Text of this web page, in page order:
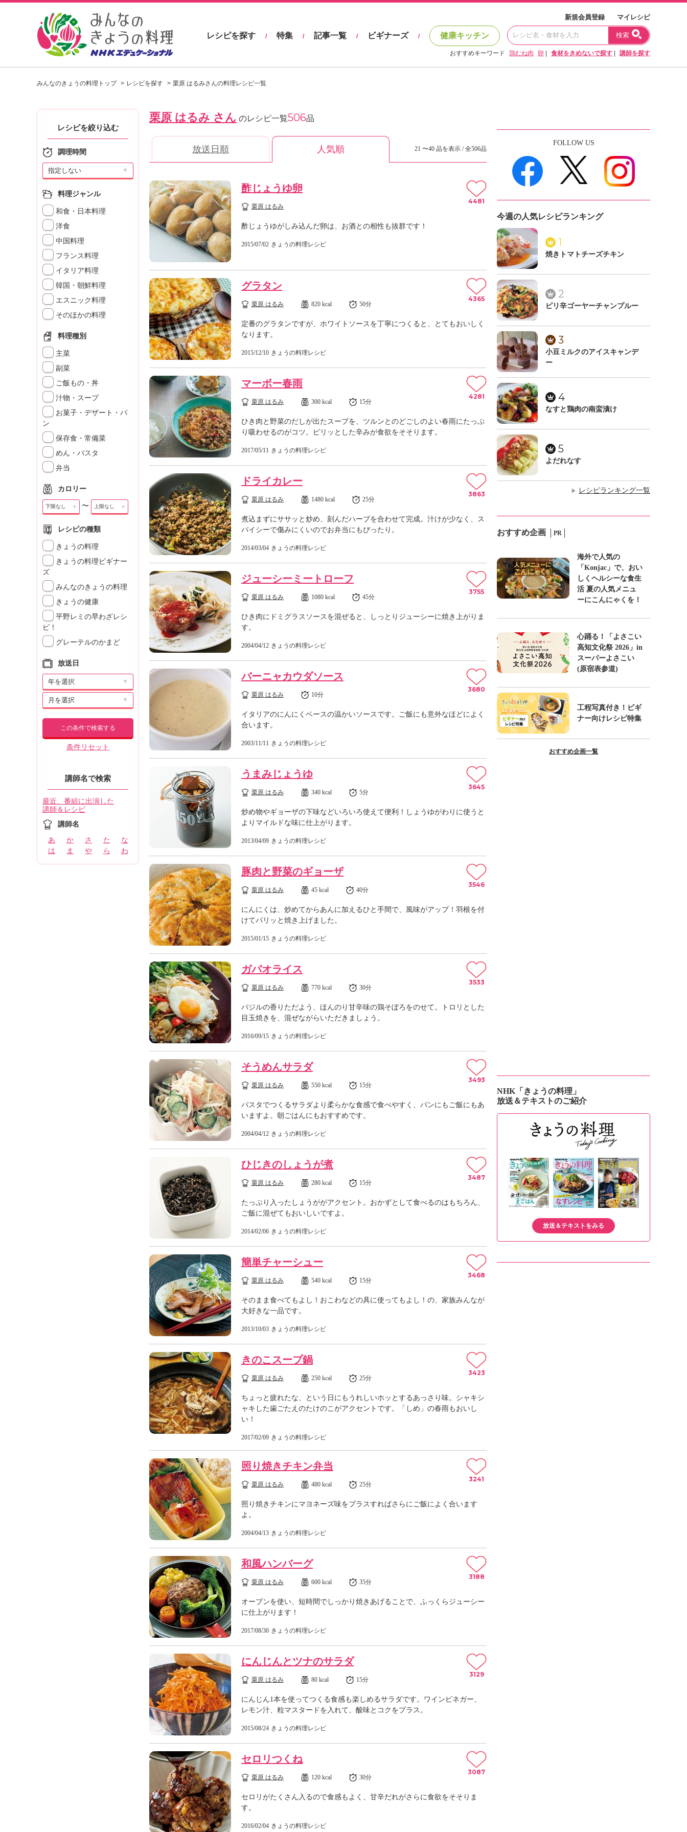
し
シ
を
よ
う
。
N
H
K
エ
ケ
ー
シ
ョ
ナ
ル
「
み
な
ょ
う
の
料
理
」
新規会員登録 マイレシピ
レシピを探す / 特集 / 記事一覧 / ビギナーズ / 健康キッチン 検索
おすすめキーワード 鶏むね肉 卵 食材をきめないで探す 講師を探す
みんなのきょうの料理トップ レシピを探す 栗原 はるみさんの料理レシピ一覧
レシピを絞り込む
調理時間
▼
料理ジャンル
和食・日本料理
洋食
中国料理
フランス料理
イタリア料理
韓国・朝鮮料理
エスニック料理
そのほかの料理
料理種別
主菜
副菜
ご飯もの・丼
汁物・スープ
お菓子・デザート・パ
ン
保存食・常備菜
めん・パスタ
弁当
カロリー
▼ 〜 ▼
レシピの種類
きょうの料理
きょうの料理ビギナー
ズ
みんなのきょうの料理
きょうの健康
平野レミの早わざレシ
ピ！
グレーテルのかまど
放送日
▼
▼
この条件で検索する
条件リセット
講師名で検索
最近、番組に出演した
講師＆レシピ
講師名
あ か さ た
な
は
ま や ら わ
栗原 はるみ さん のレシピ一覧506品
放送日順 人気順 21 〜40 品を表示 / 全506品
酢じょうゆ卵
栗原 はるみ
酢じょうゆがしみ込んだ卵は、お酒との相性も抜群です！
2015/07/02 きょうの料理レシピ
4481
グラタン
栗原 はるみ 820 kcal 50分
定番のグラタンですが、ホワイトソースを丁寧につくると、とてもおいしく
なります。
2015/12/10 きょうの料理レシピ
4365
マーボー春雨
栗原 はるみ 300 kcal 15分
ひき肉と野菜のだしが出たスープを、ツルンとのどごしのよい春雨にたっぷ
り吸わせるのがコツ。ピリッとした辛みが食欲をそそります。
2017/05/11 きょうの料理レシピ
4281
ドライカレー
栗原 はるみ 1480 kcal 25分
煮込まずにササッと炒め、刻んだハーブを合わせて完成。汁けが少なく、ス
パイシーで傷みにくいのでお弁当にもぴったり。
2014/03/04 きょうの料理レシピ
3863
ジューシーミートローフ
栗原 はるみ 1080 kcal 45分
ひき肉にドミグラスソースを混ぜると、しっとりジューシーに焼き上がりま
す。
2004/04/12 きょうの料理レシピ
3755
バーニャカウダソース
栗原 はるみ 10分
イタリアのにんにくベースの温かいソースです。ご飯にも意外なほどによく
合います。
2003/11/11 きょうの料理レシピ
3680
うまみじょうゆ
栗原 はるみ 340 kcal 5分
炒め物やギョーザの下味などいろいろ使えて便利！しょうゆがわりに使うと
よりマイルドな味に仕上がります。
2013/04/09 きょうの料理レシピ
3645
豚肉と野菜のギョーザ
栗原 はるみ 45 kcal 40分
にんにくは、炒めてからあんに加えるひと手間で、風味がアップ！羽根を付
けてパリッと焼き上げました。
2015/01/15 きょうの料理レシピ
3546
ガパオライス
栗原 はるみ 770 kcal 30分
バジルの香りただよう、ほんのり甘辛味の鶏そぼろをのせて。トロリとした
目玉焼きを、混ぜながらいただきましょう。
2016/09/15 きょうの料理レシピ
3533
そうめんサラダ
栗原 はるみ 550 kcal 15分
パスタでつくるサラダより柔らかな食感で食べやすく、パンにもご飯にもあ
いますよ。朝ごはんにもおすすめです。
2004/04/12 きょうの料理レシピ
3493
ひじきのしょうが煮
栗原 はるみ 280 kcal 15分
たっぷり入ったしょうががアクセント。おかずとして食べるのはもちろん、
ご飯に混ぜてもおいしいですよ。
2014/02/06 きょうの料理レシピ
3487
簡単チャーシュー
栗原 はるみ 540 kcal 15分
そのまま食べてもよし！おこわなどの具に使ってもよし！の、家族みんなが
大好きな一品です。
2013/10/03 きょうの料理レシピ
3468
きのこスープ鍋
栗原 はるみ 250 kcal 25分
ちょっと疲れたな、という日にもうれしいホッとするあっさり味。シャキシ
ャキした歯ごたえのたけのこがアクセントです。「しめ」の春雨もおいし
い！
2017/02/09 きょうの料理レシピ
3423
照り焼きチキン弁当
栗原 はるみ 480 kcal 25分
照り焼きチキンにマヨネーズ味をプラスすればさらにご飯によく合います
よ。
2004/04/13 きょうの料理レシピ
3241
和風ハンバーグ
栗原 はるみ 600 kcal 35分
オーブンを使い、短時間でしっかり焼きあげることで、ふっくらジューシー
に仕上がります！
2017/08/30 きょうの料理レシピ
3188
にんじんとツナのサラダ
栗原 はるみ 80 kcal 15分
にんじん1本を使ってつくる食感も楽しめるサラダです。ワインビネガー、
レモン汁、粒マスタードを入れて、酸味とコクをプラス。
2015/08/24 きょうの料理レシピ
3129
セロリつくね
栗原 はるみ 120 kcal 30分
セロリがたくさん入るので食感もよく、甘辛だれがさらに食欲をそそりま
す。
2016/02/04 きょうの料理レシピ
3087
FOLLOW US
今週の人気レシピランキング
1
焼きトマトチーズチキン
2
ピリ辛ゴーヤーチャンプルー
3
小豆ミルクのアイスキャンデ
ー
4
なすと鶏肉の南蛮漬け
5
よだれなす
▶ レシピランキング一覧
おすすめ企画 PR
海外で人気の
「Konjac」で、おい
しくヘルシーな食生
活 夏の人気メニュ
ーにこんにゃくを！
心踊る！「よさこい
高知文化祭 2026」in
スーパーよさこい
(原宿表参道)
工程写真付き！ビギ
ナー向けレシピ特集
おすすめ企画一覧
NHK「きょうの料理」
放送＆テキストのご紹介
放送＆テキストをみる